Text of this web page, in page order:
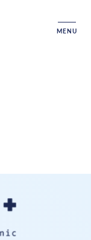
MENU